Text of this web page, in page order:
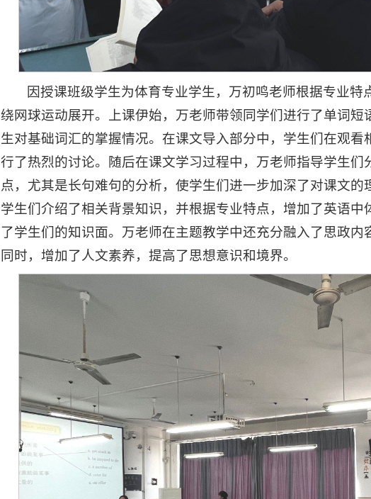
因授课班级学生为体育专业学生，万初鸣老师根据专业
绕网球运动展开。上课伊始，万老师带领同学们进行了单词
生对基础词汇的掌握情况。在课文导入部分中，学生们在观
行了热烈的讨论。随后在课文学习过程中，万老师指导学生
点，尤其是长句难句的分析，使学生们进一步加深了对课文
学生们介绍了相关背景知识，并根据专业特点，增加了英语
了学生们的知识面。万老师在主题教学中还充分融入了思政
同时，增加了人文素养，提高了思想意识和境界。